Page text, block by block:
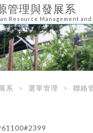
管理與發展系
Resource Management and
系 選單管理 聯絡